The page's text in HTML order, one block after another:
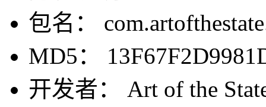
包名：
MD5：
开发者： Art of the